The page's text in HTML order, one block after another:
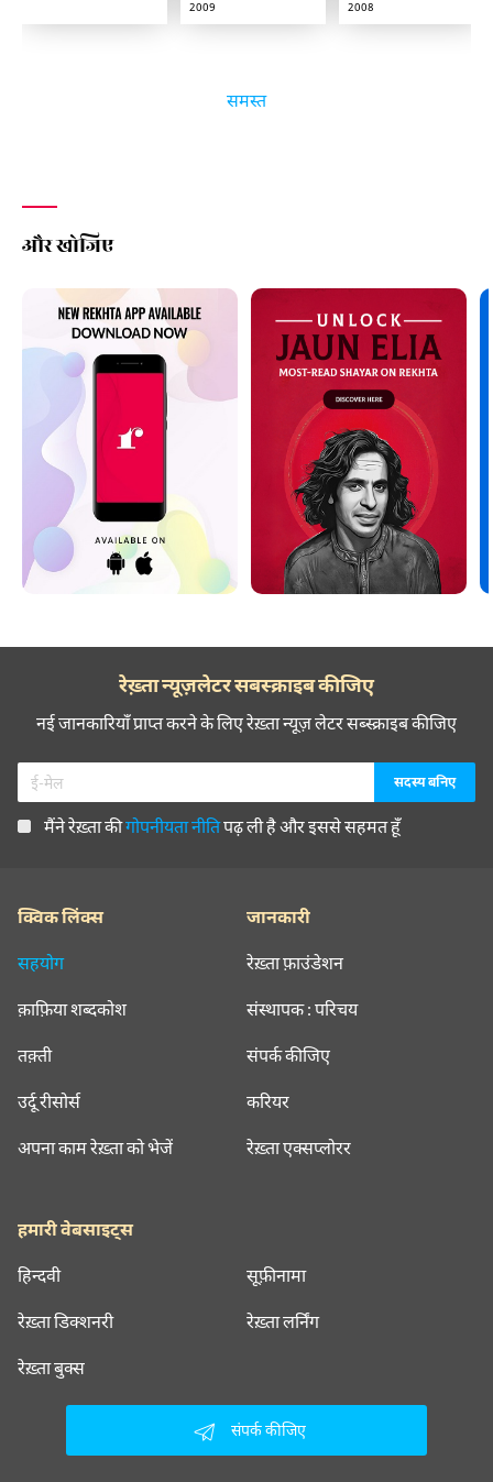
2009 2008
समस्त
और खोजिए
रेख़्ता न्यूज़लेटर सबस्क्राइब कीजिए
नई जानकारियाँ प्राप्त करने के लिए रेख़्ता न्यूज़ लेटर सब्स्क्राइब कीजिए
मैंने रेख़्ता कीगोपनीयता नीतिपढ़ ली है और इससे सहमत हूँ
क्विक लिंक्स
सहयोग
क़ाफ़िया शब्दकोश
तक़्ती
उर्दू रीसोर्स
अपना काम रेख़्ता को भेजें
जानकारी
रेख़्ता फ़ाउंडेशन
संस्थापक : परिचय
संपर्क कीजिए
करियर
रेख़्ता एक्सप्लोरर
हमारी वेबसाइट्स
हिन्दवी सूफ़ीनामा
रेख़्ता डिक्शनरी रेख़्ता लर्निंग
रेख़्ता बुक्स
संपर्क कीजिए